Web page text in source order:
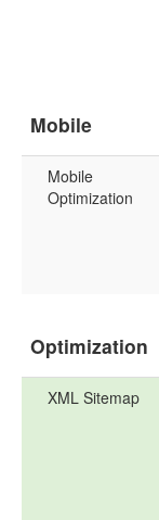
Mobile
Mobile
Optimization
Optimization
XML Sitemap